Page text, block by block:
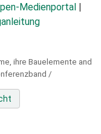
Medienportal
ihre Bauelemente and
/